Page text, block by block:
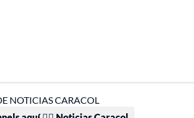
NOTICIAS CARACOL